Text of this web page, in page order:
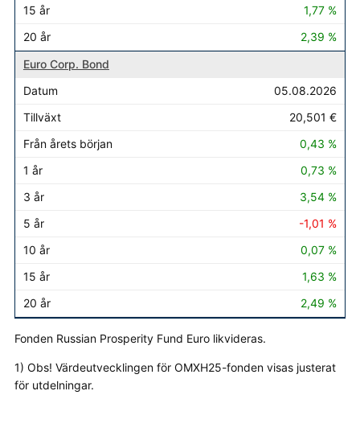
1,77 %
2,39 %
Euro Corp. Bond
05.08.2026
20,501 €
0,43 %
0,73 %
3,54 %
-1,01 %
0,07 %
1,63 %
2,49 %
Fonden Russian Prosperity Fund Euro likvideras.
1) Obs! Värdeutvecklingen för OMXH25-fonden visas justerat
för utdelningar.